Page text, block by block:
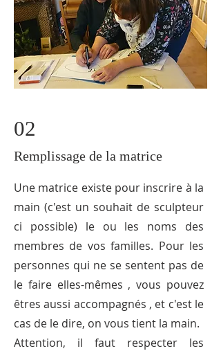
02
Remplissage de la matrice
Une matrice existe pour inscrire à la
main (c'est un souhait de sculpteur
ci possible) le ou les noms des
membres de vos familles. Pour les
personnes qui ne se sentent pas de
le faire elles-mêmes , vous pouvez
êtres aussi accompagnés , et c'est le
cas de le dire, on vous tient la main.
Attention, il faut respecter les